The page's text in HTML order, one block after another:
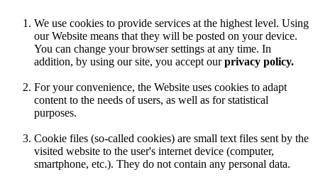
We use cookies to provide services at the highest level. Using
our Website means that they will be posted on your device.
You can change your browser settings at any time. In
addition, by using our site, you accept ourprivacy policy.
For your convenience, the Website uses cookies to adapt
content to the needs of users, as well as for statistical
purposes.
Cookie files (so-called cookies) are small text files sent by the
visited website to the user's internet device (computer,
smartphone, etc.). They do not contain any personal data.